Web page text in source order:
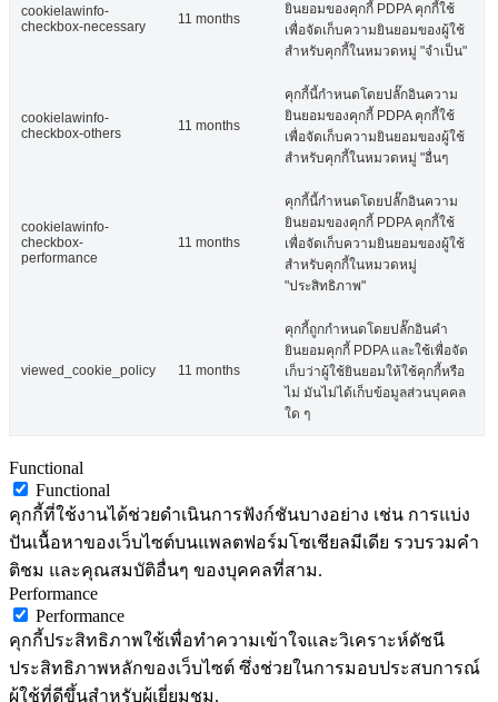
cookielawinfo-
checkbox-necessary
11 months
ยินยอมของคุกกี้ PDPA คุกกี้ใช้
เพื่อจัดเก็บความยินยอมของผู้ใช้
สำหรับคุกกี้ในหมวดหมู่ "จำเป็น"
cookielawinfo-
checkbox-others
11 months
คุกกี้นี้กำหนดโดยปลั๊กอินความ
ยินยอมของคุกกี้ PDPA คุกกี้ใช้
เพื่อจัดเก็บความยินยอมของผู้ใช้
สำหรับคุกกี้ในหมวดหมู่ "อื่นๆ
cookielawinfo-
checkbox-
performance
11 months
คุกกี้นี้กำหนดโดยปลั๊กอินความ
ยินยอมของคุกกี้ PDPA คุกกี้ใช้
เพื่อจัดเก็บความยินยอมของผู้ใช้
สำหรับคุกกี้ในหมวดหมู่
"ประสิทธิภาพ"
viewed_cookie_policy 11 months
คุกกี้ถูกกำหนดโดยปลั๊กอินคำ
ยินยอมคุกกี้ PDPA และใช้เพื่อจัด
เก็บว่าผู้ใช้ยินยอมให้ใช้คุกกี้หรือ
ไม่ มันไม่ได้เก็บข้อมูลส่วนบุคคล
ใด ๆ
Functional
Functional
คุกกี้ที่ใช้งานได้ช่วยดำเนินการฟังก์ชันบางอย่าง เช่น การแบ่ง
ปันเนื้อหาของเว็บไซต์บนแพลตฟอร์มโซเชียลมีเดีย รวบรวมคำ
ติชม และคุณสมบัติอื่นๆ ของบุคคลที่สาม.
Performance
Performance
คุกกี้ประสิทธิภาพใช้เพื่อทำความเข้าใจและวิเคราะห์ดัชนี
ประสิทธิภาพหลักของเว็บไซต์ ซึ่งช่วยในการมอบประสบการณ์
ผู้ใช้ที่ดีขึ้นสำหรับผู้เยี่ยมชม.